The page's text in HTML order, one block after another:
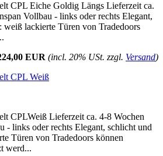
CPL Eiche Goldig Längs Lieferzeit ca.
Vollbau - links oder rechts Elegant,
weiß lackierte Türen von Tradedoors
EUR (incl. 20% USt. zzgl. Versand)
CPL Weiß
CPLWeiß Lieferzeit ca. 4-8 Wochen
- links oder rechts Elegant, schlicht und
Türen von Tradedoors können
werd...